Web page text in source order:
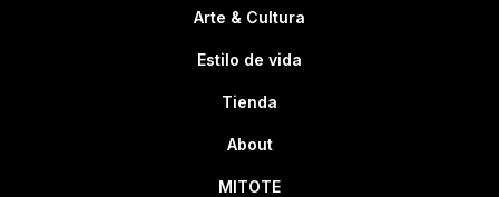
Arte & Cultura
Estilo de vida
Tienda
About
MITOTE